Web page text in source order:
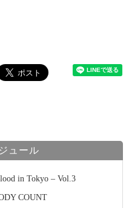
ュール
in Tokyo – Vol.3
COUNT